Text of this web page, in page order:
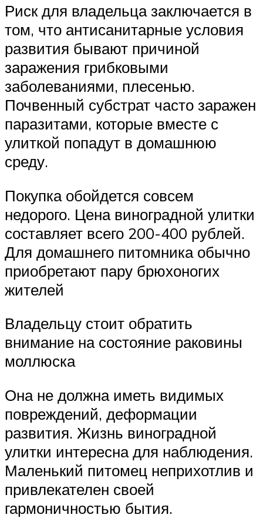
Риск для владельца заключается в
том, что антисанитарные условия
развития бывают причиной
заражения грибковыми
заболеваниями, плесенью.
Почвенный субстрат часто заражен
паразитами, которые вместе с
улиткой попадут в домашнюю
среду.
Покупка обойдется совсем
недорого. Цена виноградной улитки
составляет всего 200-400 рублей.
Для домашнего питомника обычно
приобретают пару брюхоногих
жителей
Владельцу стоит обратить
внимание на состояние раковины
моллюска
Она не должна иметь видимых
повреждений, деформации
развития. Жизнь виноградной
улитки интересна для наблюдения.
Маленький питомец неприхотлив и
привлекателен своей
гармоничностью бытия.